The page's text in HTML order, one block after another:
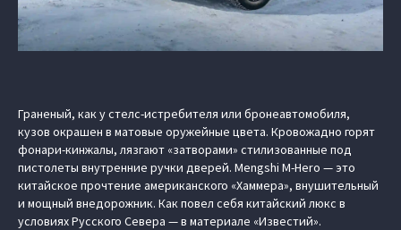
Граненый, как у стелс-истребителя или бронеавтомобиля,
кузов окрашен в матовые оружейные цвета. Кровожадно горят
фонари-кинжалы, лязгают «затворами» стилизованные под
пистолеты внутренние ручки дверей. Mengshi M-Hero — это
китайское прочтение американского «Хаммера», внушительный
и мощный внедорожник. Как повел себя китайский люкс в
условиях Русского Севера — в материале «Известий».